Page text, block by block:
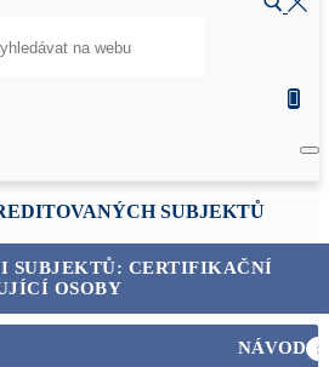
SUBJEKTŮ
SUBJEKTŮ: CERTIFIKAČNÍ
OSOBY
NÁVOD i